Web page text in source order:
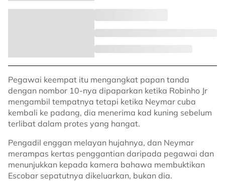
Pegawai keempat itu mengangkat papan tanda
dengan nombor 10-nya dipaparkan ketika Robinho Jr
mengambil tempatnya tetapi ketika Neymar cuba
kembali ke padang, dia menerima kad kuning sebelum
terlibat dalam protes yang hangat.
Pengadil enggan melayan hujahnya, dan Neymar
merampas kertas penggantian daripada pegawai dan
menunjukkan kepada kamera bahawa membuktikan
Escobar sepatutnya dikeluarkan, bukan dia.